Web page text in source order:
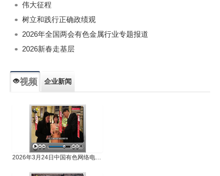
伟大征程
树立和践行正确政绩观
2026年全国两会有色金属行业专题报道
2026新春走基层
视频 企业新闻
2026年3月24日中国有色网络电视新闻